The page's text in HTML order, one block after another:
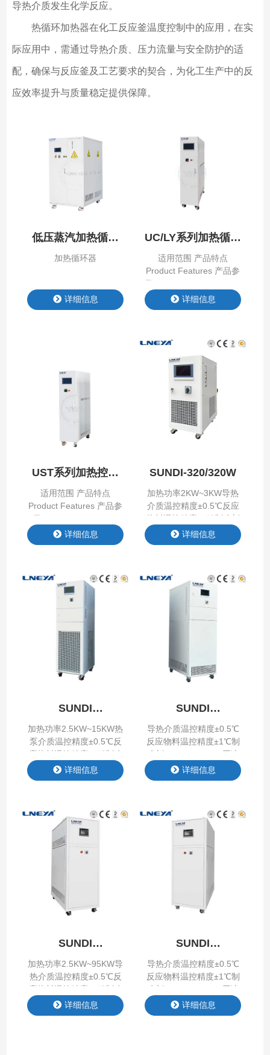
导热介质发生化学反应。
热循环加热器在化工反应釜温度控制中的应用，在实
际应用中，需通过导热介质、压力流量与安全防护的适
配，确保与反应釜及工艺要求的契合，为化工生产中的反
应效率提升与质量稳定提供保障。
低压蒸汽加热循环
器
加热循环器
详细信息
UC/LY系列加热循环
器
适用范围 产品特点
Product Features 产品参
数 Product Parameter LY
系列
详细信息
UST系列加热控温
系统
适用范围 产品特点
Product Features 产品参
数 Product Parameter
详细信息
SUNDI-320/320W
加热功率2KW~3KW导热
介质温控精度±0.5℃反应
物料温控精度±1℃制冷剂
R-404A/R507C压缩机泰
康/思科普重量
详细信息
SUNDI
-10℃~150℃
加热功率2.5KW~15KW热
泵介质温控精度±0.5℃反
应物料温控精度±1℃制冷
剂R-404A/R507C压缩机
海立/松下/艾默生谷轮/涡
详细信息
SUNDI
-25℃~200℃
导热介质温控精度±0.5℃
反应物料温控精度±1℃制
冷剂R-404A/R507C压缩
机泰康/艾默生谷轮压缩
机/涡旋压缩机重量
详细信息
SUNDI
-25℃~200℃
加热功率2.5KW~95KW导
热介质温控精度±0.5℃反
应物料温控精度±1℃制冷
剂R-404A/R507C压缩机
泰康/艾默生谷轮/涡旋压
详细信息
SUNDI
-45℃~250℃
导热介质温控精度±0.5℃
反应物料温控精度±1℃制
冷剂R-404A/R507C压缩
机泰康/艾默生谷轮/卡莱
尔重量180KG~1350KG加
详细信息